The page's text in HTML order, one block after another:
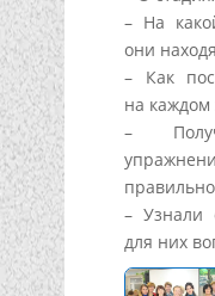
– На
они
– Как
на каждом
–
– Узнали
для них